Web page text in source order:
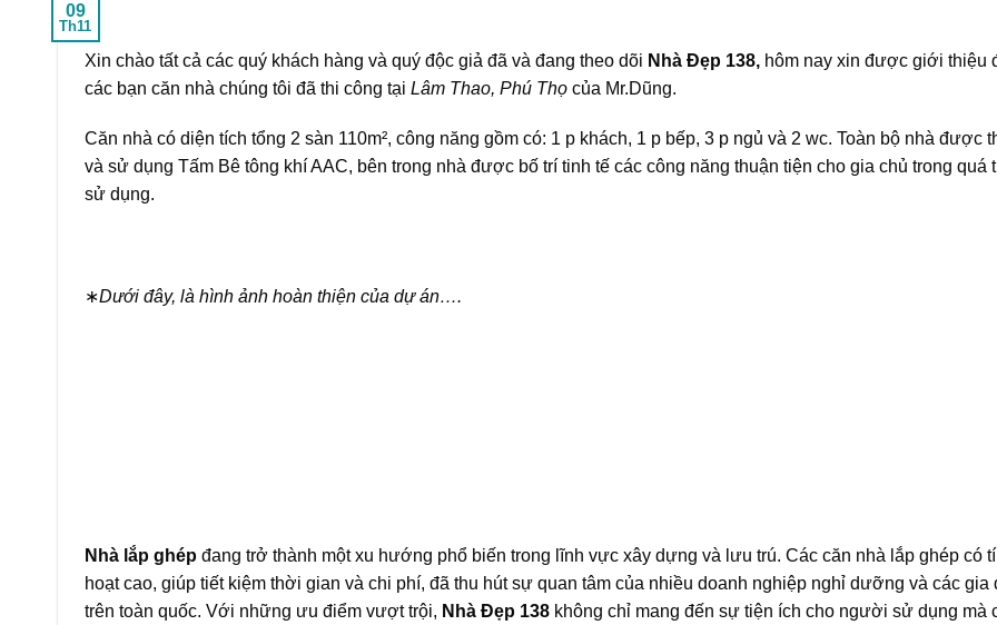
09
Th11
Xin chào tất cả các quý khách hàng và quý độc giả đã và đang theo dõi Nhà Đẹp 138, hôm nay xin được giới thiệu
các bạn căn nhà chúng tôi đã thi công tại Lâm Thao, Phú Thọ của Mr.Dũng.
Căn nhà có diện tích tổng 2 sàn 110m², công năng gồm có: 1 p khách, 1 p bếp, 3 p ngủ và 2 wc. Toàn bộ nhà được
và sử dụng Tấm Bê tông khí AAC, bên trong nhà được bố trí tinh tế các công năng thuận tiện cho gia chủ trong quá
sử dụng.
∗Dưới đây, là hình ảnh hoàn thiện của dự án….
Nhà lắp ghép đang trở thành một xu hướng phổ biến trong lĩnh vực xây dựng và lưu trú. Các căn nhà lắp ghép có
hoạt cao, giúp tiết kiệm thời gian và chi phí, đã thu hút sự quan tâm của nhiều doanh nghiệp nghỉ dưỡng và các gia
trên toàn quốc. Với những ưu điểm vượt trội, Nhà Đẹp 138 không chỉ mang đến sự tiện ích cho người sử dụng mà